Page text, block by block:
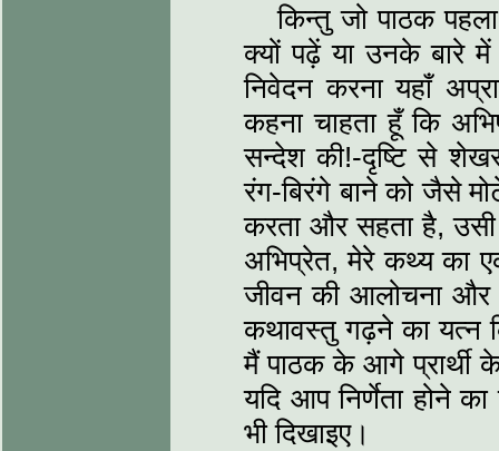
किन्तु जो पाठक
क्यों पढ़ें या उनके बारे
निवेदन करना यहाँ
कहना चाहता हूँ कि
सन्देश की!-दृष्टि से
रंग-बिरंगे बाने को जैसे
करता और सहता है, उसी
अभिप्रेत, मेरे कथ्य का
जीवन की आलोचना और
कथावस्तु गढ़ने का यत्न
मैं पाठक के आगे प्रार्थी
यदि आप निर्णेता होने
भी दिखाइए।